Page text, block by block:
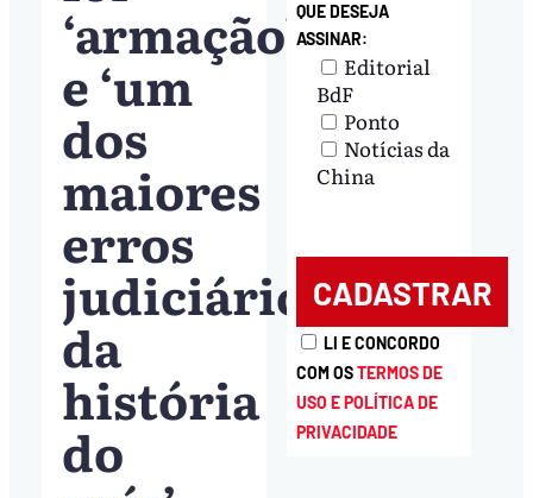
‘armação’
e ‘um
dos
maiores
erros
judiciários
da
história
do
QUE DESEJA
ASSINAR:
Editorial
BdF
Ponto
Notícias da
China
LI E CONCORDO
COM OSTERMOS DE
USO E POLÍTICA DE
PRIVACIDADE